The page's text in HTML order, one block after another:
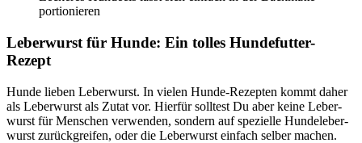
por­tio­nie­ren
Leber­wurst für Hun­de: Ein tol­les Hun­de­fut­ter-
Rezept
Hun­de lie­ben Leber­wurst. In vie­len Hun­de-Rezep­ten kommt daher
als Leber­wurst als Zutat vor. Hier­für soll­test Du aber kei­ne Leber­
wurst für Men­schen ver­wen­den, son­dern auf spe­zi­el­le Hun­de­le­ber­
wurst zurück­grei­fen, oder die Leber­wurst ein­fach sel­ber machen.